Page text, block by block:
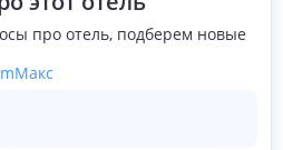
про отель, подберем новые
Макс